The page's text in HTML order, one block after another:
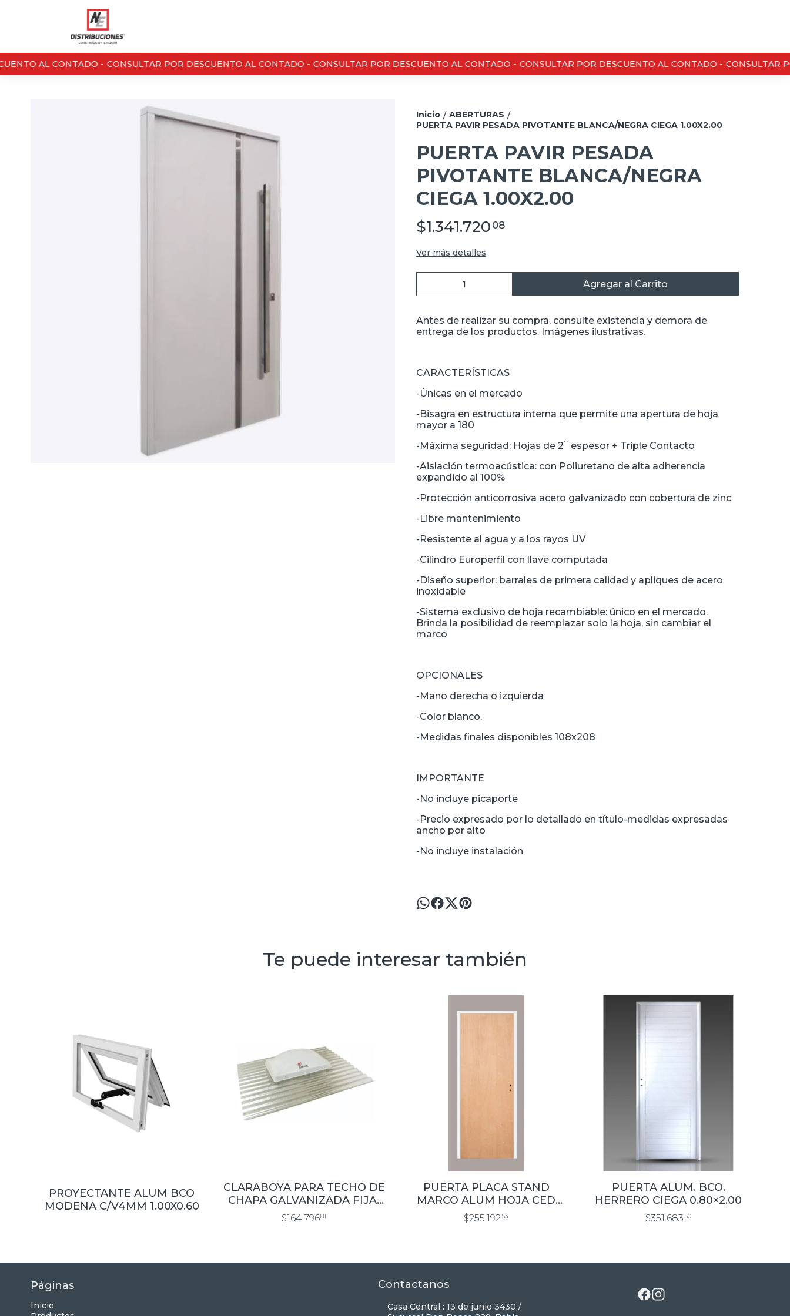
AL CONTADO - CONSULTAR POR DESCUENTO AL CONTADO - CONSULTAR POR DESCUENTO AL CONTADO - CONSULTAR POR DESCUENTO AL CONTADO - CONSULTAR
Inicio / ABERTURAS /
PUERTA PAVIR PESADA PIVOTANTE BLANCA/NEGRA CIEGA 1.00X2.00
PUERTA PAVIR PESADA
PIVOTANTE BLANCA/NEGRA
CIEGA 1.00X2.00
$1.341.720 08
Ver más detalles
Agregar al Carrito
Antes de realizar su compra, consulte existencia y demora de
entrega de los productos. Imágenes ilustrativas.
CARACTERÍSTICAS
-Únicas en el mercado
-Bisagra en estructura interna que permite una apertura de hoja
mayor a 180
-Máxima seguridad: Hojas de 2 ́ ́ espesor + Triple Contacto
-Aislación termoacústica: con Poliuretano de alta adherencia
expandido al 100%
-Protección anticorrosiva acero galvanizado con cobertura de zinc
-Libre mantenimiento
-Resistente al agua y a los rayos UV
-Cilindro Europerfil con llave computada
-Diseño superior: barrales de primera calidad y apliques de acero
inoxidable
-Sistema exclusivo de hoja recambiable: único en el mercado.
Brinda la posibilidad de reemplazar solo la hoja, sin cambiar el
marco
OPCIONALES
-Mano derecha o izquierda
-Color blanco.
-Medidas finales disponibles 108x208
IMPORTANTE
-No incluye picaporte
-Precio expresado por lo detallado en título-medidas expresadas
ancho por alto
-No incluye instalación
Te puede interesar también
PROYECTANTE ALUM BCO
MODENA C/V4MM 1.00X0.60
CLARABOYA PARA TECHO DE
CHAPA GALVANIZADA FIJA,
ACRILICO BLANCO 40X60 CM
$164.79681
PUERTA PLACA STAND
MARCO ALUM HOJA CED
LISO 0.60×2.00
$255.19253
PUERTA ALUM. BCO.
HERRERO CIEGA 0.80×2.00
$351.68350
Páginas
Inicio
Contactanos
Casa Central : 13 de junio 3430 /